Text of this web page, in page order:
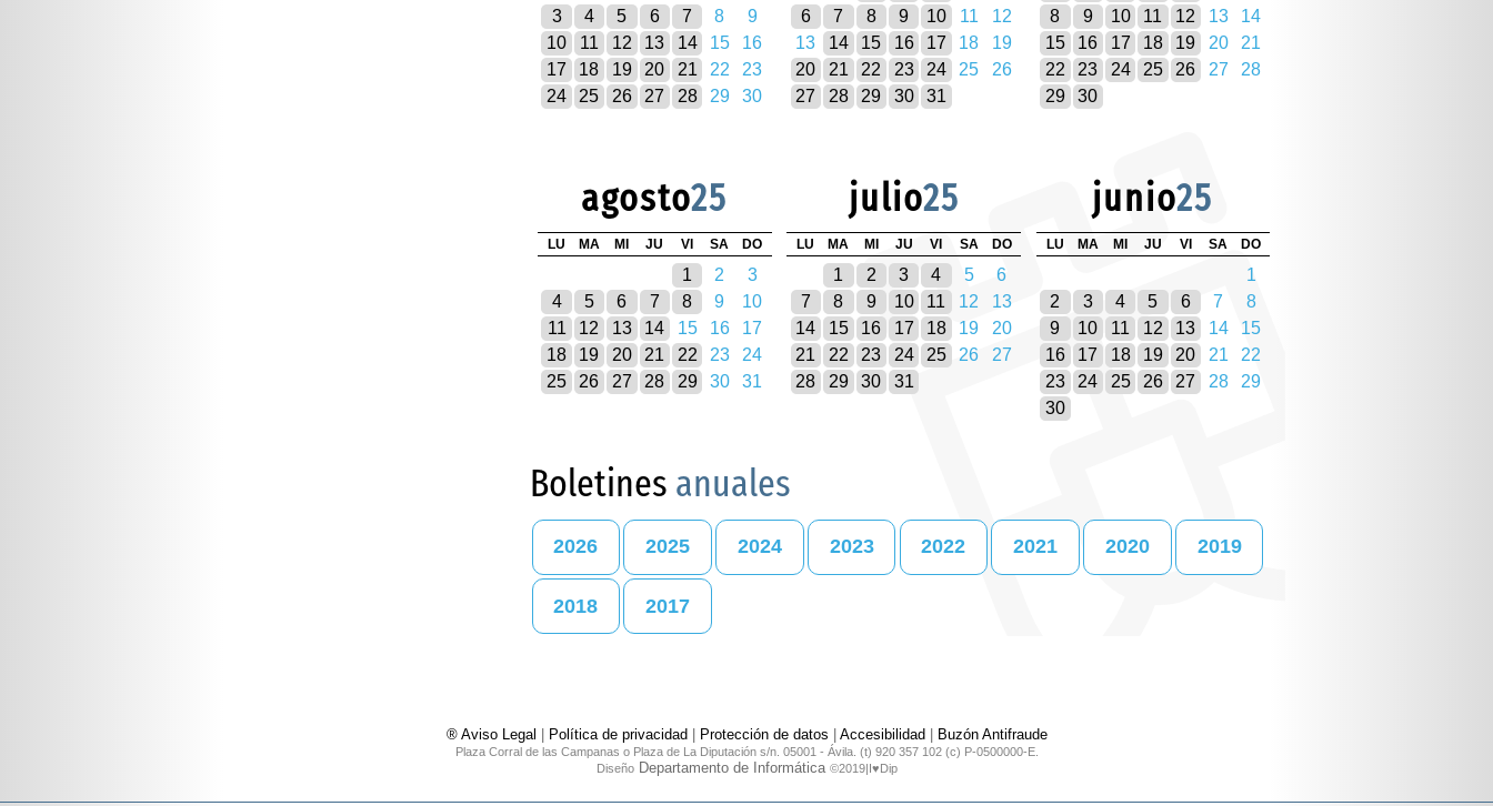
3
4 5 6 7 8
9
10
11 12 13 14 15
16
17
18 19 20 21 22
23
24
25 26 27 28 29 30
6
7 8 9 10 11
12
13
14 15 16 17 18
19
20
21 22 23 24 25
26
27
28 29 30 31
8
9 10 11 12 13
14
15
16 17 18 19 20
21
22
23 24 25 26 27
28
29
30
agosto25
LU MA MI JU VI SA DO
1 2
3
4
5 6 7 8 9
10
11
12 13 14 15 16
17
18
19 20 21 22 23
24
25
26 27 28 29 30 31
julio25
LU MA MI JU VI SA DO
1 2 3 4 5
6
7
8 9 10 11 12
13
14
15 16 17 18 19
20
21
22 23 24 25 26
27
28
29 30 31
junio25
LU MA MI JU VI SA DO
1
2
3 4 5 6 7
8
9
10 11 12 13 14
15
16
17 18 19 20 21
22
23
24 25 26 27 28
29
30
Boletines anuales
2026 2025 2024 2023 2022 2021 2020 2019
2018 2017
® Aviso Legal | Política de privacidad| Protección de datos | Accesibilidad| Buzón Antifraude
Plaza Corral de las Campanas o Plaza de La Diputación s/n. 05001 - Ávila. (t) 920 357 102 (c) P-0500000-E.
DiseñoDepartamento de Informática ©2019|I♥Dip